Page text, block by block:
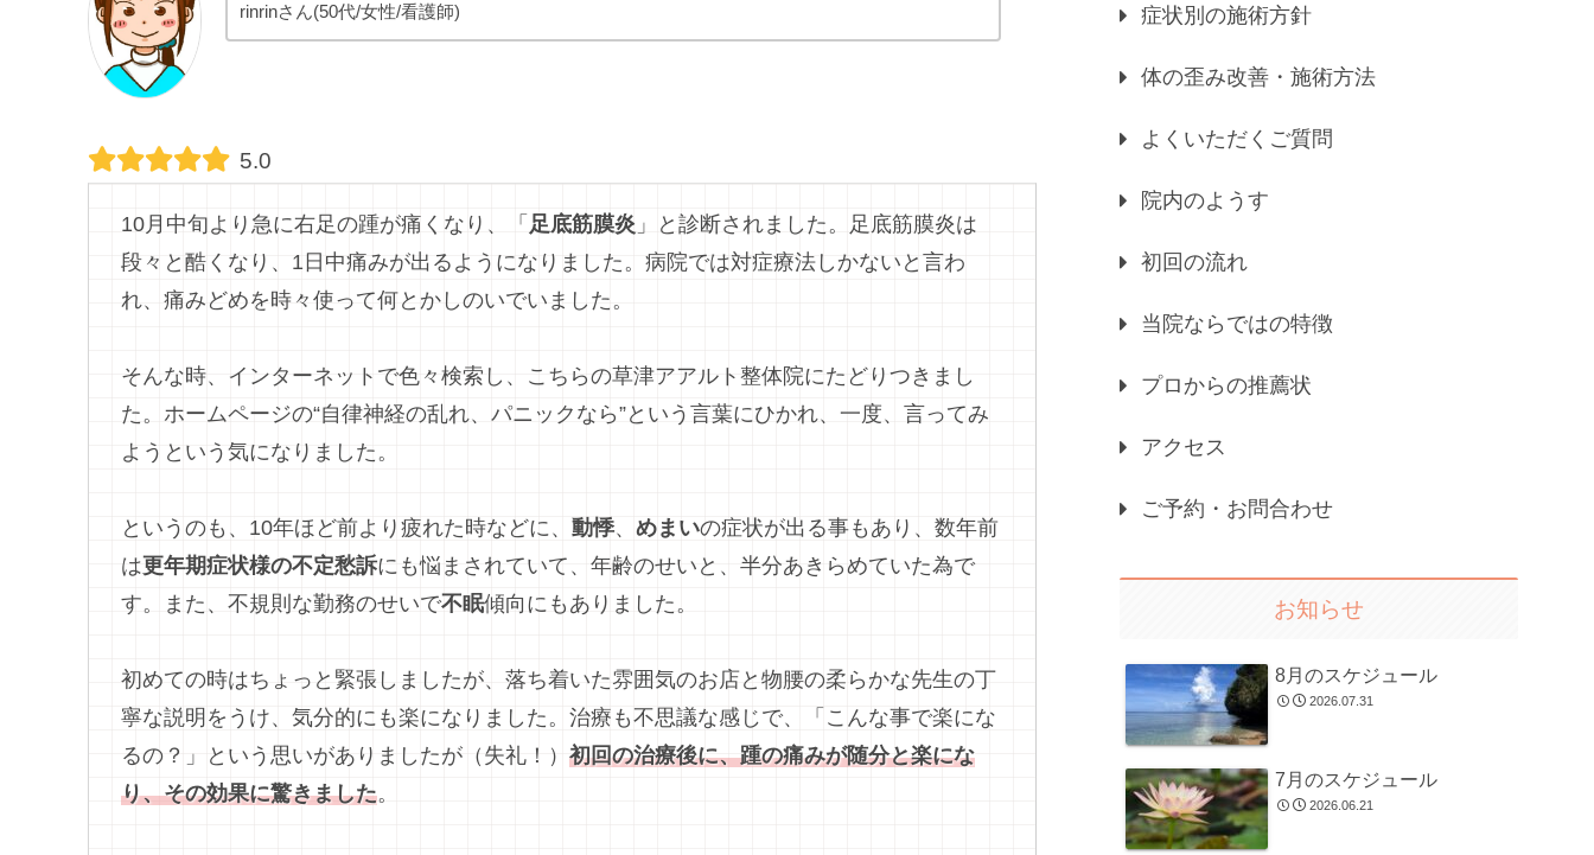
rinrinさん(50代/女性/看護師)
5.0
10月中旬より急に右足の踵が痛くなり、「 足底筋膜炎 」と診断されました。足底筋膜炎は
段々と酷くなり、1日中痛みが出るようになりました。病院では対症療法しかないと言わ
れ、痛みどめを時々使って何とかしのいでいました。
そんな時、インターネットで色々検索し、こちらの草津アアルト整体院にたどりつきまし
た。ホームページの“自律神経の乱れ、パニックなら”という言葉にひかれ、一度、言ってみ
ようという気になりました。
というのも、10年ほど前より疲れた時などに、 動悸、 めまいの症状が出る事もあり、数年前
は更年期症状様の不定愁訴にも悩まされていて、年齢のせいと、半分あきらめていた為で
す。また、不規則な勤務のせいで不眠傾向にもありました。
初めての時はちょっと緊張しましたが、落ち着いた雰囲気のお店と物腰の柔らかな先生の丁
寧な説明をうけ、気分的にも楽になりました。治療も不思議な感じで、「こんな事で楽にな
るの？」という思いがありましたが（失礼！） 初回の治療後に、踵の痛みが随分と楽にな
り、その効果に驚きました。
症状別の施術方針
体の歪み改善・施術方法
よくいただくご質問
院内のようす
初回の流れ
当院ならではの特徴
プロからの推薦状
アクセス
ご予約・お問合わせ
お知らせ
8月のスケジュール
2026.07.31
7月のスケジュール
2026.06.21